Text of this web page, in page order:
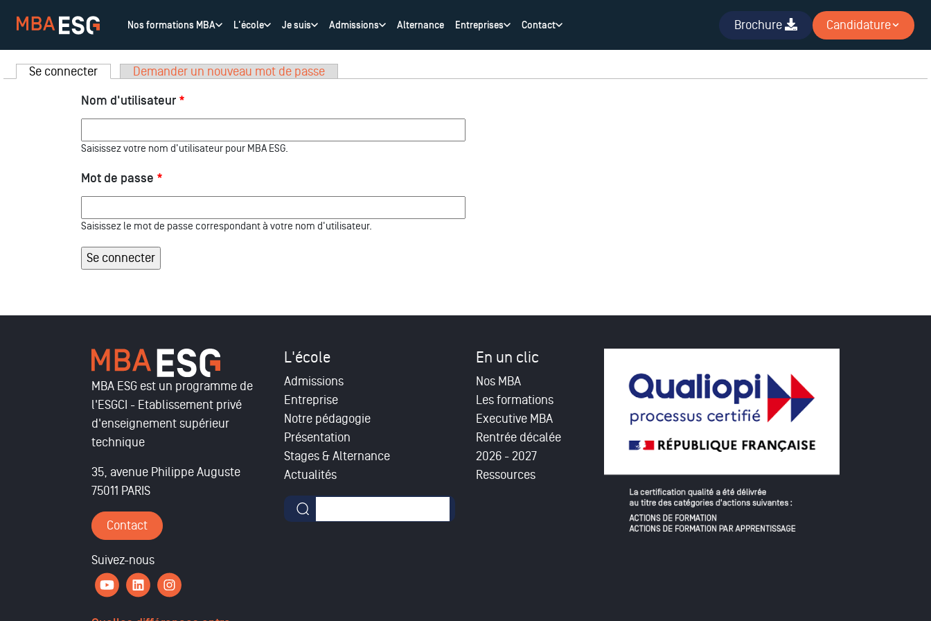
Onglets principaux
Se connecter (onglet actif)Demander un nouveau mot de passe
Nom d'utilisateur *
Saisissez votre nom d'utilisateur pour MBA ESG.
Mot de passe *
Saisissez le mot de passe correspondant à votre nom d'utilisateur.
Nos formations MBA L'école Je suis Admissions Alternance Entreprises Contact Brochure Candidature
MBA ESG est un programme de
l'ESGCI - Etablissement privé
d'enseignement supérieur
technique
35, avenue Philippe Auguste
75011 PARIS
Contact
Suivez-nous
L'école
Admissions
Entreprise
Notre pédagogie
Présentation
Stages & Alternance
Actualités
Formulaire de recherche
En un clic
Nos MBA
Les formations
Executive MBA
Rentrée décalée
2026 - 2027
Ressources